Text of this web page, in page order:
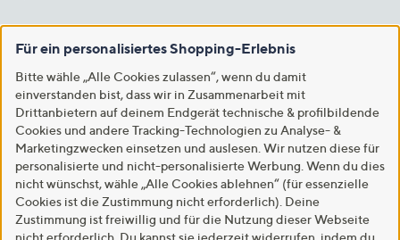
Für ein personalisiertes Shopping-Erlebnis
Bitte wähle „Alle Cookies zulassen“, wenn du damit
einverstanden bist, dass wir in Zusammenarbeit mit
Drittanbietern auf deinem Endgerät technische & profilbildende
Cookies und andere Tracking-Technologien zu Analyse- &
Marketingzwecken einsetzen und auslesen. Wir nutzen diese für
personalisierte und nicht-personalisierte Werbung. Wenn du dies
nicht wünschst, wähle „Alle Cookies ablehnen“ (für essenzielle
Cookies ist die Zustimmung nicht erforderlich). Deine
Zustimmung ist freiwillig und für die Nutzung dieser Webseite
nicht erforderlich. Du kannst sie jederzeit widerrufen, indem du